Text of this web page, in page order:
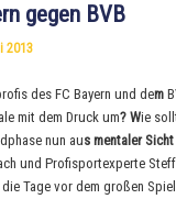
gegen BVB
2013
des FC Bayern und dem
mit dem Druck um? Wie
nun aus mentaler
und Profisportexperte
Tage vor dem großen